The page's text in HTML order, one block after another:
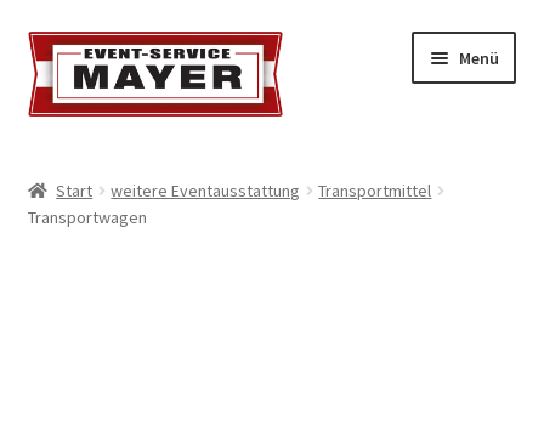
Menü
Event-Service
Start weitere Eventausstattung
Transportmittel
Transportwagen